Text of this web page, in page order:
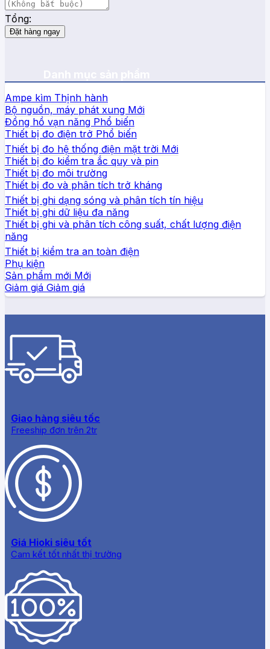
Tổng:
Đặt hàng ngay
Ampe kìm
Bộ nguồn, máy phát xung
Đồng hồ vạn năng
Thiết bị đo điện trở
Thiết bị đo hệ thống điện mặt trời
Thiết bị đo kiểm tra ắc quy và pin
Thiết bị đo môi trường
Thiết bị đo và phân tích trở kháng
Thiết bị ghi dạng sóng và phân tích tín hiệu
Thiết bị ghi dữ liệu đa năng
Thiết bị ghi và phân tích công suất, chất lượng điện
năng
Thiết bị kiểm tra an toàn điện
Phụ kiện
Sản phẩm mới
Giảm giá
Giao hàng siêu tốc
Freeship đơn trên 2tr
Giá Hioki siêu tốt
Cam kết tốt nhất thị trường